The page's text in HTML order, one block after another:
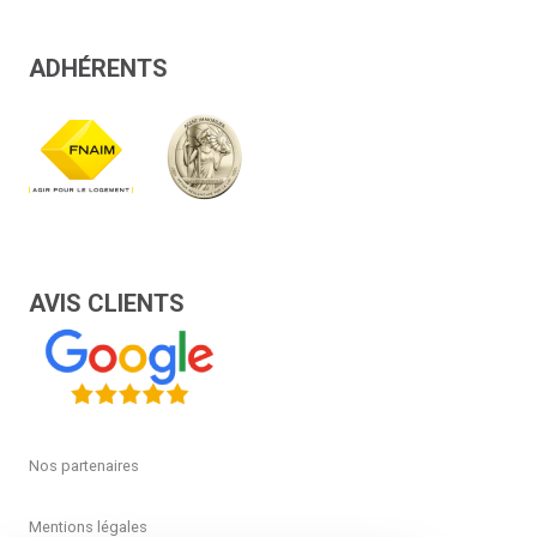
ADHÉRENTS
AVIS CLIENTS
Nos partenaires
Mentions légales